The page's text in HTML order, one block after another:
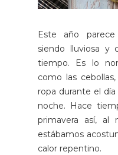
Este año
siendo lluviosa y
tiempo. Es lo
como las
ropa durante el
noche. Hace
primavera así, al
estábamos
calor repentino.